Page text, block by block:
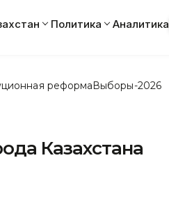
Политика Аналитика
реформаВыборы-2026
Казахстана